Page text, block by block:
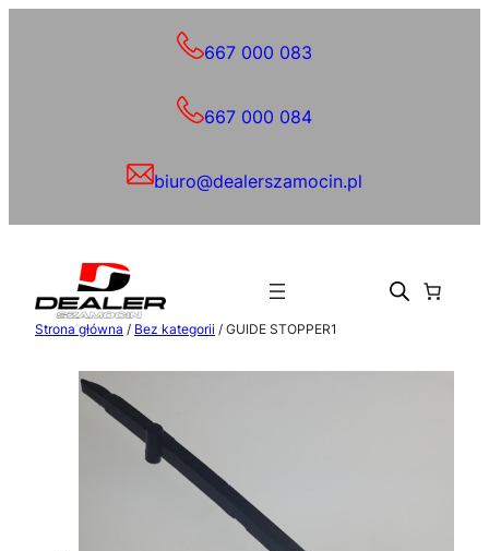
667 000 083
667 000 084
biuro@dealerszamocin.pl
Strona główna / Bez kategorii / GUIDE STOPPER1